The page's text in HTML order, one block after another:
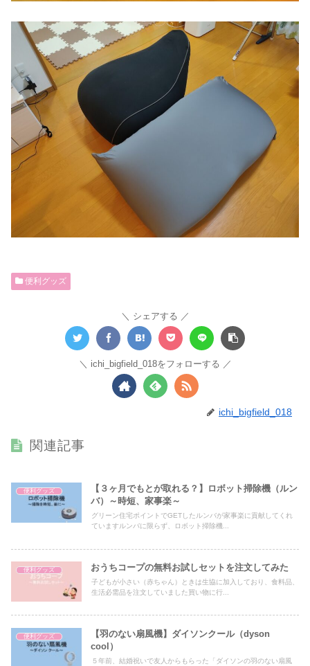
便利グッズ
シェアする
ichi_bigfield_018をフォローする
ichi_bigfield_018
関連記事
便利グッズ
【３ヶ月でもとが取れる？】ロボット掃除機（ルン
バ）～時短、家事楽～
グリーン住宅ポイントでGETしたルンバが家事楽に貢献してくれ
ていますルンバに限らず、ロボット掃除機...
便利グッズ おうちコープの無料お試しセットを注文してみた
子どもが小さい（赤ちゃん）ときは生協に加入しており、食料品、
生活必需品を注文していました買い物に行...
便利グッズ
【羽のない扇風機】ダイソンクール（dyson
cool）
５年前、結婚祝いで友人からもらった「ダイソンの羽のない扇風